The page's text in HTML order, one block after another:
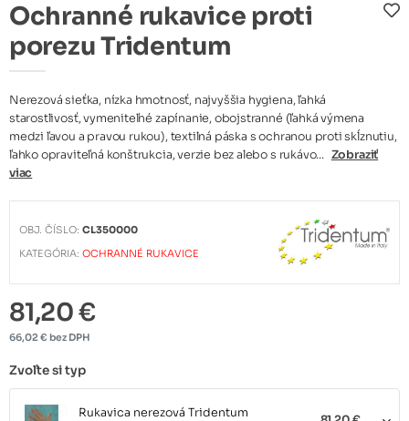
Ochranné rukavice proti
porezu Tridentum
Nerezová sieťka, nízka hmotnosť, najvyššia hygiena, ľahká
starostlivosť, vymeniteľné zapínanie, obojstranné (ľahká výmena
medzi ľavou a pravou rukou), textilná páska s ochranou proti skĺznutiu,
ľahko opraviteľná konštrukcia, verzie bez alebo s rukávo... Zobraziť
viac
OBJ. ČÍSLO:CL350000
KATEGÓRIA:OCHRANNÉ RUKAVICE
81,20 €
66,02 € bez DPH
Zvoľte si typ
Rukavica nerezová Tridentum